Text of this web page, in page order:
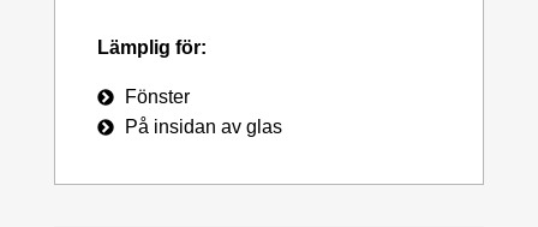
Lämplig för:
Fönster
På insidan av glas